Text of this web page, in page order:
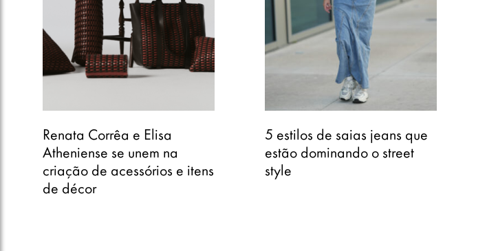
Renata Corrêa e Elisa
Atheniense se unem na
criação de acessórios e itens
de décor
5 estilos de saias jeans que
estão dominando o street
style